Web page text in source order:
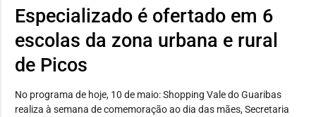
Especializado é ofertado em 6
escolas da zona urbana e rural
de Picos
No programa de hoje, 10 de maio: Shopping Vale do Guaribas
realiza à semana de comemoração ao dia das mães, Secretaria